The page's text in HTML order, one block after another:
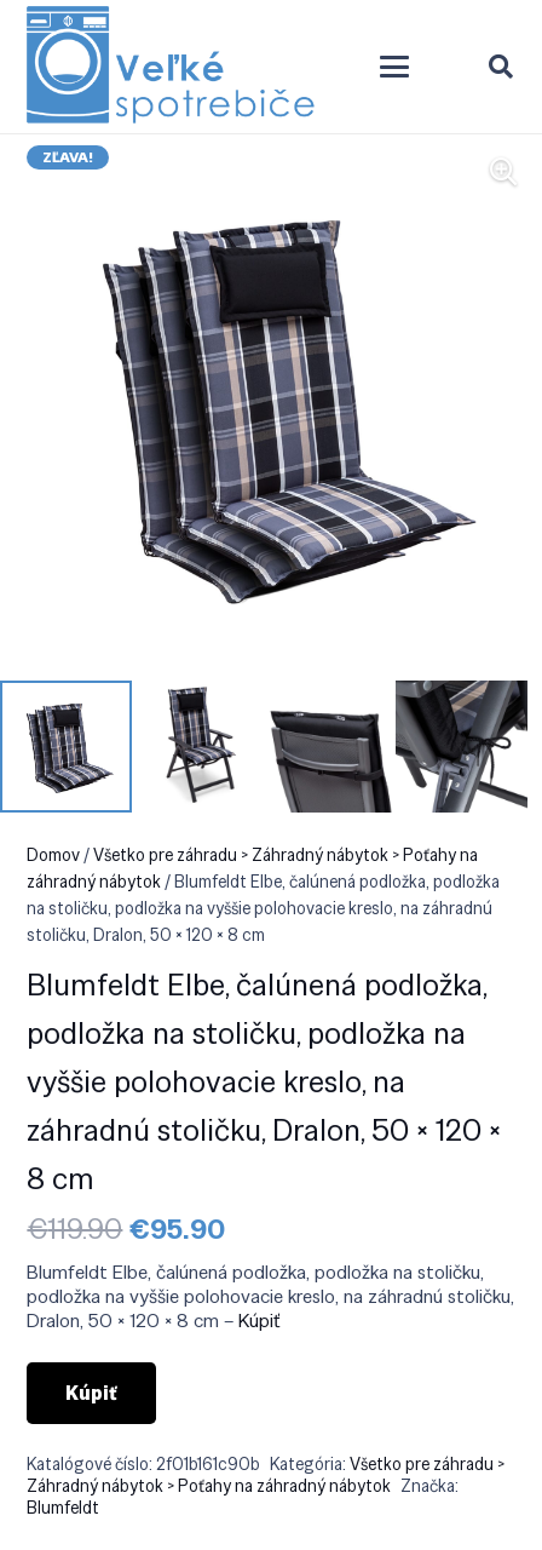
ZĽAVA!
Domov/Všetko pre záhradu > Záhradný nábytok > Poťahy na
záhradný nábytok/ Blumfeldt Elbe, čalúnená podložka, podložka
na stoličku, podložka na vyššie polohovacie kreslo, na záhradnú
stoličku, Dralon, 50 × 120 × 8 cm
Blumfeldt Elbe, čalúnená podložka,
podložka na stoličku, podložka na
vyššie polohovacie kreslo, na
záhradnú stoličku, Dralon, 50 × 120 ×
8 cm
€119.90Pôvodná
cena
bola:
€119.90.
€95.90Aktuálna
je:
€95.90.
Blumfeldt Elbe, čalúnená podložka, podložka na stoličku,
podložka na vyššie polohovacie kreslo, na záhradnú stoličku,
Dralon, 50 × 120 × 8 cm –Kúpiť
Kúpiť
Katalógové číslo:2f01b161c90b Kategória:Všetko pre záhradu >
Záhradný nábytok > Poťahy na záhradný nábytok Značka:
Blumfeldt